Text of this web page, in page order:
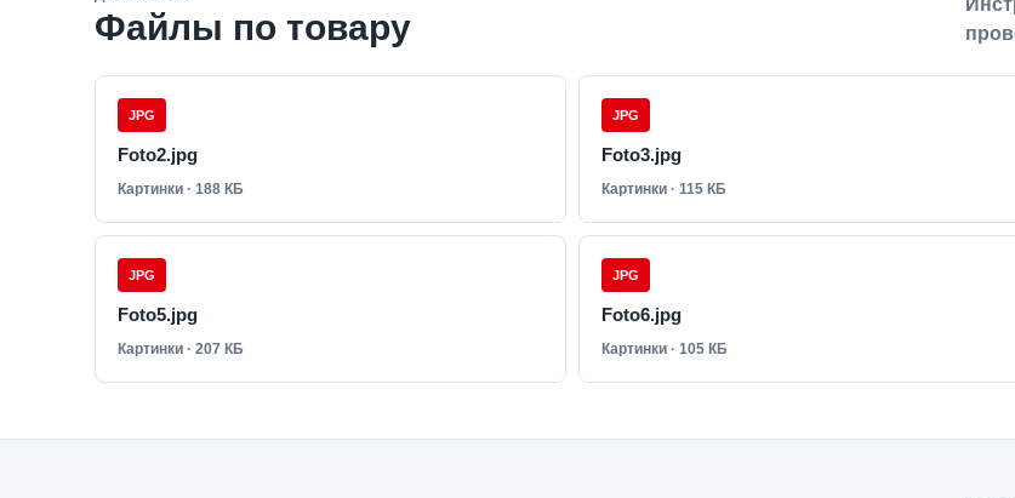
Файлы по товару
JPG
Foto2.jpg
Картинки · 188 КБ
JPG
Foto3.jpg
Картинки · 115 КБ
JPG
Foto5.jpg
Картинки · 207 КБ
JPG
Foto6.jpg
Картинки · 105 КБ